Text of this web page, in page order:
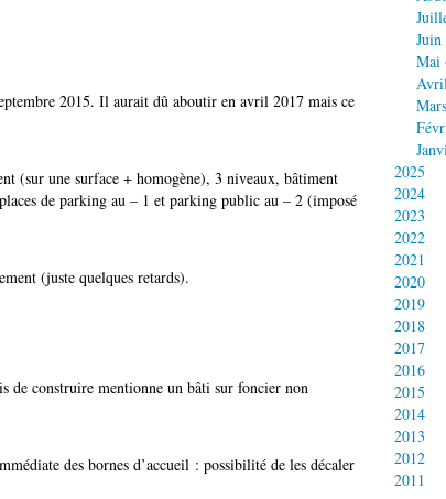
2015. Il aurait dû aboutir en avril 2017 mais ce
(sur une surface + homogène), 3 niveaux, bâtiment
de parking au – 1 et parking public au – 2 (imposé
(juste quelques retards).
de construire mentionne un bâti sur foncier non
des bornes d’accueil : possibilité de les décaler
Juin
Mai
Mars
2025
2024
2023
2022
2021
2020
2019
2018
2017
2016
2015
2014
2013
2012
2011